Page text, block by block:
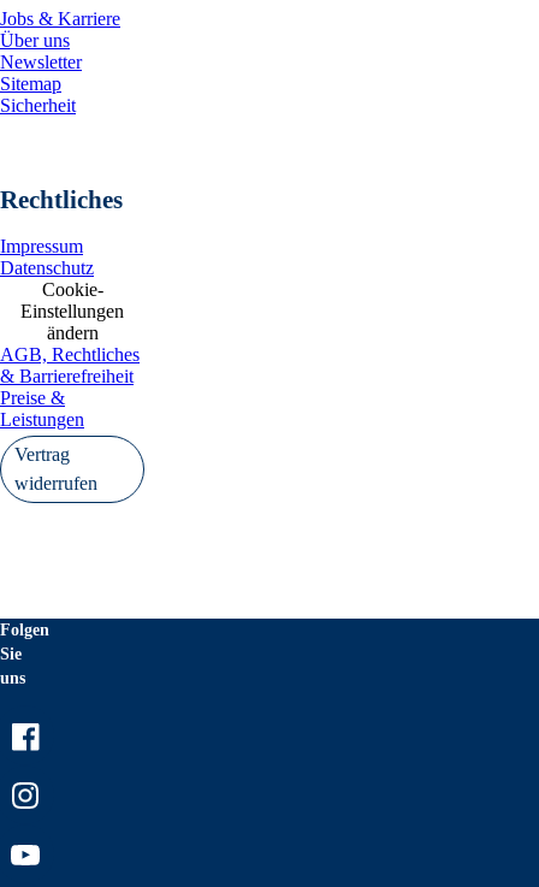
Jobs & Karriere
Über uns
Newsletter
Sitemap
Sicherheit
Rechtliches
Impressum
Datenschutz
Cookie-
Einstellungen
ändern
AGB, Rechtliches
& Barrierefreiheit
Preise &
Leistungen
Vertrag
widerrufen
Folgen
Sie
uns
Youtube